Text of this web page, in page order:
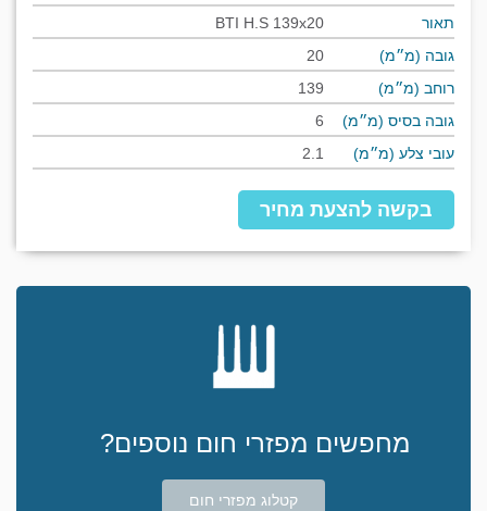
תאור
BTI H.S 139x20
גובה (מ״מ)
20
רוחב (מ״מ)
139
גובה בסיס (מ״מ)
6
עובי צלע (מ״מ)
2.1
בקשה להצעת מחיר
מחפשים מפזרי חום נוספים?
קטלוג מפזרי חום